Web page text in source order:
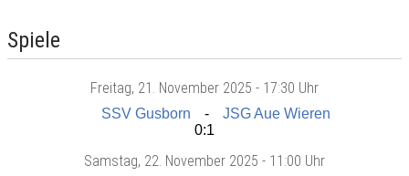
Spiele
Freitag, 21. November 2025 - 17:30 Uhr
SSV Gusborn
JSG Aue Wieren
0:1
Samstag, 22. November 2025 - 11:00 Uhr